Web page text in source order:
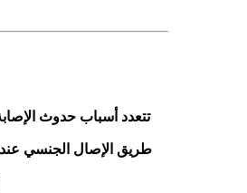
تتعدد أسباب حدوث
طريق الإصال الجنسي